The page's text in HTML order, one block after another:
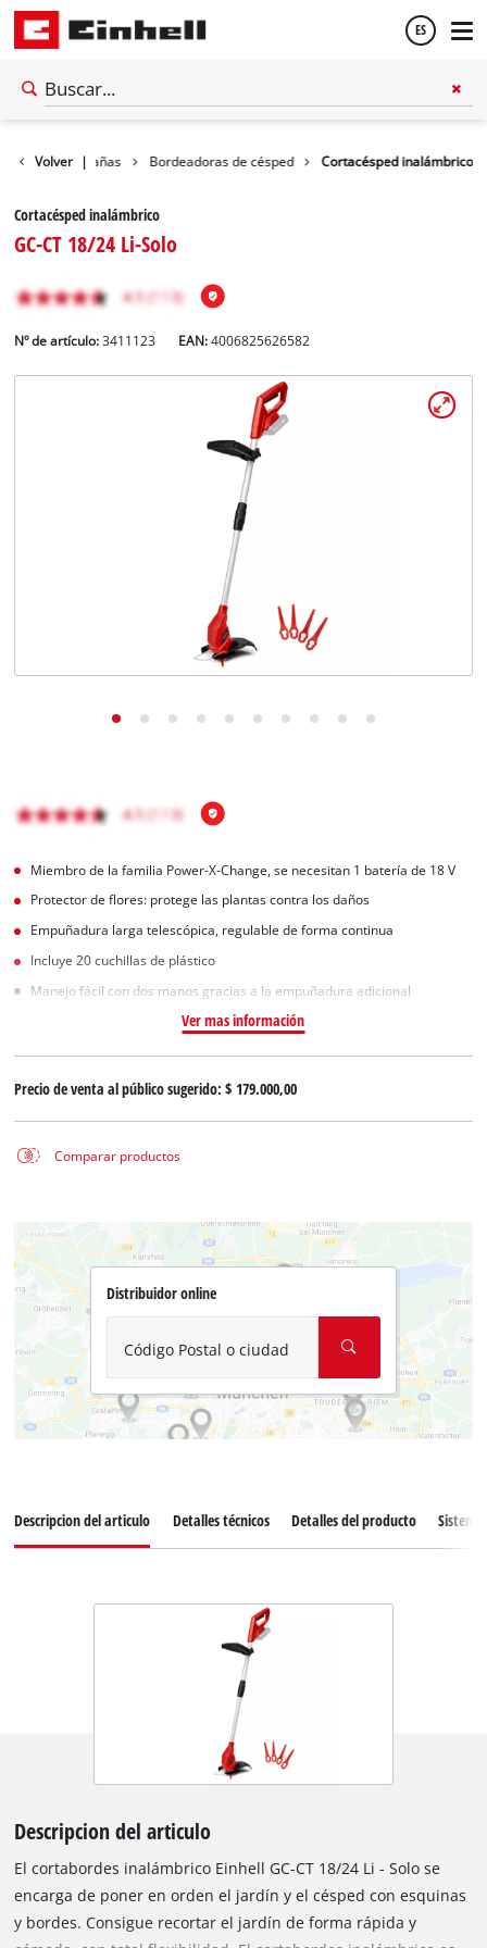
ES
Volver |
/ Motoguadañas Bordeadoras de césped Cortacésped inalámbrico
Cortacésped inalámbrico
GC-CT 18/24 Li-Solo
Nº de artículo: 3411123 EAN:4006825626582
Miembro de la familia Power-X-Change, se necesitan 1 batería de 18 V
Protector de flores: protege las plantas contra los daños
Empuñadura larga telescópica, regulable de forma continua
Incluye 20 cuchillas de plástico
Manejo fácil con dos manos gracias a la empuñadura adicional
Ver mas información
Precio de venta al público sugerido:$ 179.000,00
Comparar productos
Distribuidor online
Código Postal o ciudad
Descripcion del articulo Detalles técnicos Detalles del producto
Descripcion del articulo
El cortabordes inalámbrico Einhell GC-CT 18/24 Li - Solo se
encarga de poner en orden el jardín y el césped con esquinas
y bordes. Consigue recortar el jardín de forma rápida y